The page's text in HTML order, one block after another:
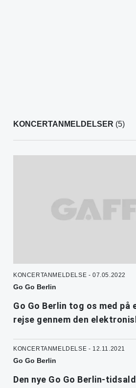
KONCERTANMELDELSER (5)
KONCERTANMELDELSE - 07.05.2022
Go Go Berlin
Go Go Berlin tog os med på
rejse gennem den
KONCERTANMELDELSE - 12.11.2021
Go Go Berlin
Den nye Go Go Berlin-